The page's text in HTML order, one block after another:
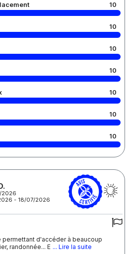
10
10
10
10
10
10
10
2026
- 18/07/2026
permettant d'accéder à beaucoup
randonnée... E ... Lire la suite